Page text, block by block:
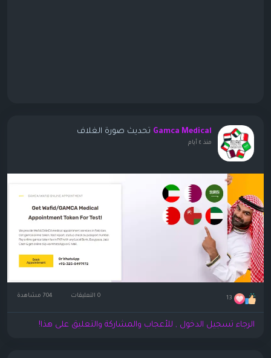
Gamca Medical تحديث صورة الغلاف
منذ ٤ أيام
13 0 التعليقات
الرجاء تسجيل الدخول , للأعجاب والمشاركة والتعليق على هذا!